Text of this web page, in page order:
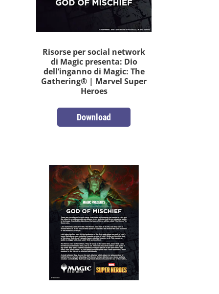
Risorse per social network
di Magic presenta: Dio
dell’inganno di Magic: The
Gathering® | Marvel Super
Heroes
Download